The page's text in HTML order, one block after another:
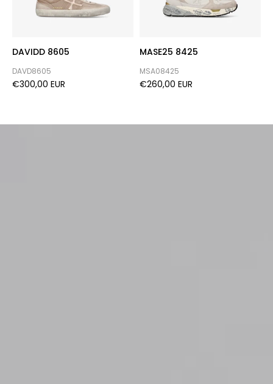
DAVIDD 8605
DAVD8605
€300,00 EUR
MASE25 8425
MSA08425
€260,00 EUR